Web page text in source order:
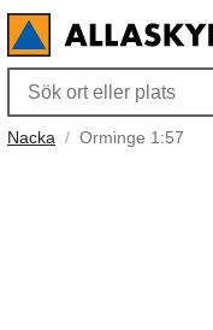
Nacka Orminge 1:57